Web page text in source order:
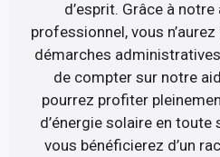
d’esprit. Grâce à
professionnel, vous
démarches
de compter sur notre
pourrez profiter
d’énergie solaire en toute
vous bénéficierez d’un